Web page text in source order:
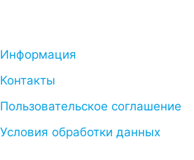
Информация
Контакты
Пользовательское соглашение
Условия обработки данных